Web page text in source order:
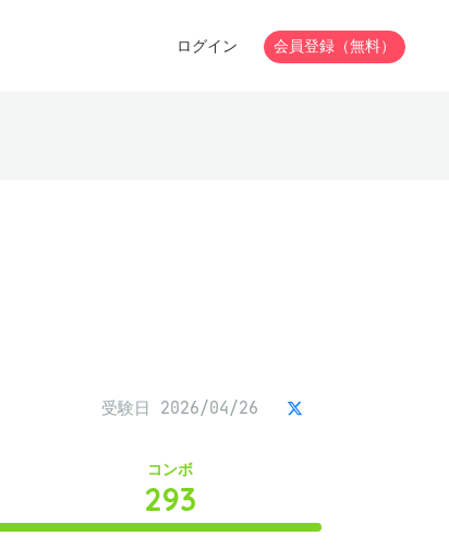
ログイン 会員登録（無料）
受験日 2026/04/26
コンボ
293